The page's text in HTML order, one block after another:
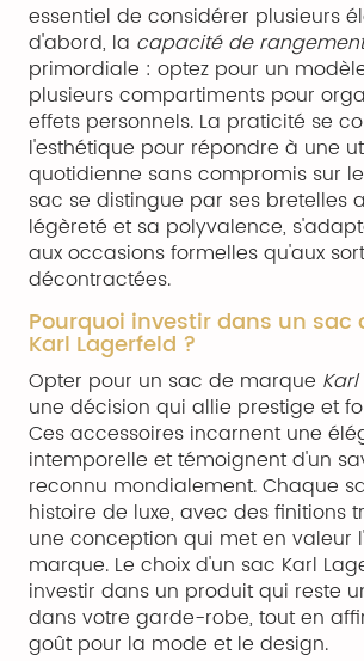
essentiel de considérer plusieurs
d'abord, la capacité de rangement
primordiale : optez pour un
plusieurs compartiments pour
effets personnels. La praticité se
l'esthétique pour répondre à une
quotidienne sans compromis sur
sac se distingue par ses bretelles
légèreté et sa polyvalence,
aux occasions formelles qu'aux
décontractées.
Pourquoi investir dans un sac
Karl Lagerfeld ?
Opter pour un sac de marque
une décision qui allie prestige et
Ces accessoires incarnent une
intemporelle et témoignent d'un
reconnu mondialement. Chaque
histoire de luxe, avec des finitions
une conception qui met en valeur
marque. Le choix d'un sac Karl
investir dans un produit qui reste
dans votre garde-robe, tout en
goût pour la mode et le design.